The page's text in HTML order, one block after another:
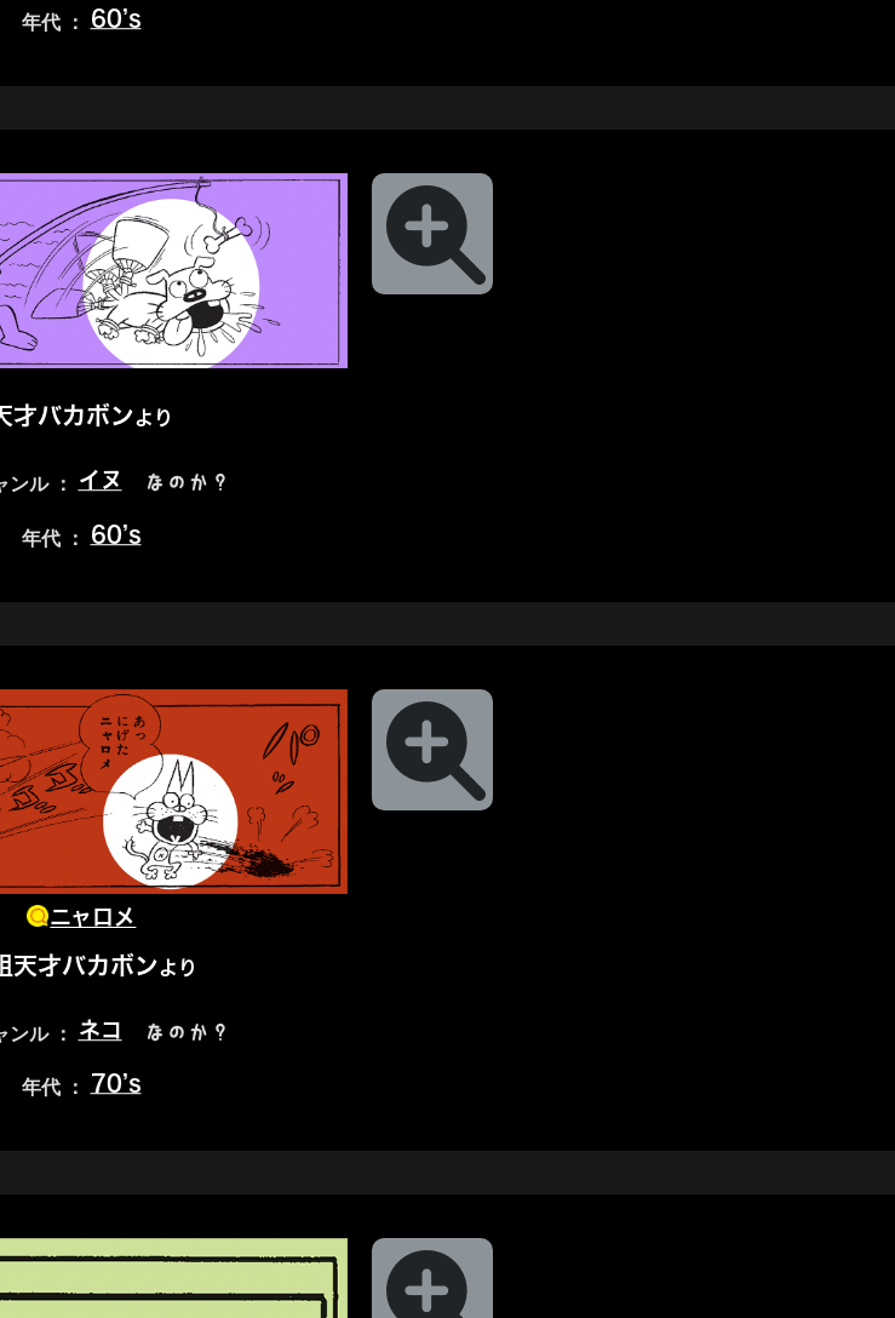
年代 ： 60’s
才バカボンより
ンル ： イヌ なのか？
年代 ： 60’s
ニャロメ
天才バカボンより
ンル ： ネコ なのか？
年代 ： 70’s